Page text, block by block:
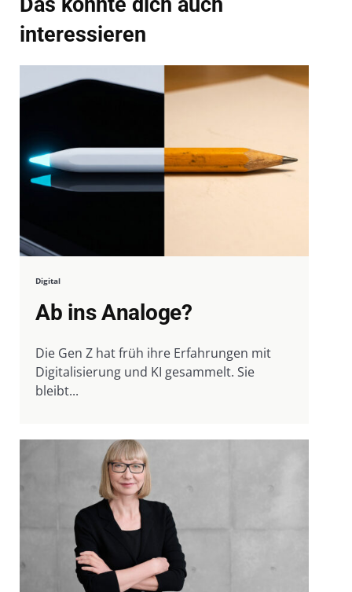
interessieren
Digital
Ab ins Analoge?
Die Gen Z hat früh ihre Erfahrungen mit
Digitalisierung und KI gesammelt. Sie
bleibt...